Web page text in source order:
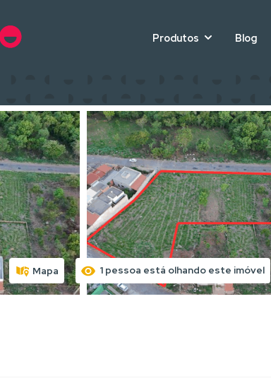
Produtos Blog
Mapa 1 pessoa está olhando este imóvel